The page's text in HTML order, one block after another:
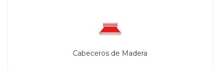
Cabeceros de Madera